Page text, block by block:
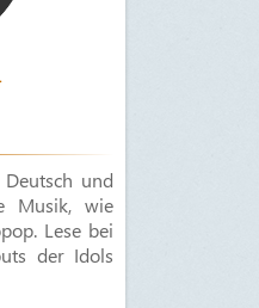
und
Musik, wie
. Lese bei
der Idols